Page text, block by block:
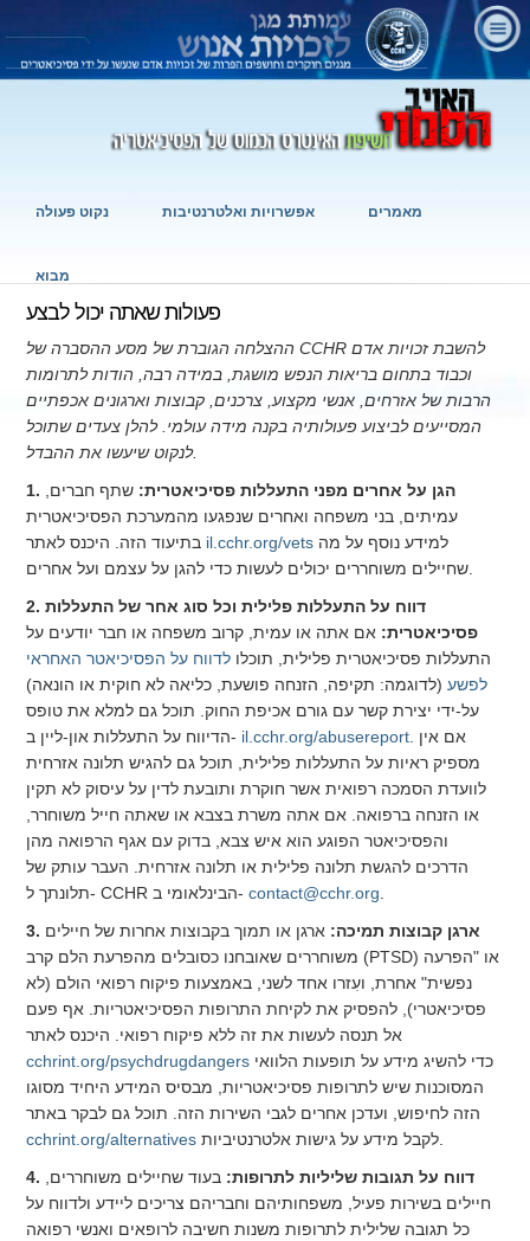
נקוט פעולה אפשרויות ואלטרנטיבות מאמרים
מבוא
פעולות שאתה יכול לבצע
ההצלחה הגוברת של מסע ההסברה של CCHR להשבת זכויות אדם
וכבוד בתחום בריאות הנפש מושגת, במידה רבה, הודות לתרומות
הרבות של אזרחים, אנשי מקצוע, צרכנים, קבוצות וארגונים אכפתיים
המסייעים לביצוע פעולותיה בקנה מידה עולמי. להלן צעדים שתוכל
לנקוט שיעשו את ההבדל.
1. הגן על אחרים מפני התעללות פסיכיאטרית: שתף חברים,
עמיתים, בני משפחה ואחרים שנפגעו מהמערכת הפסיכיאטרית
il.cchr.org/vets
שחיילים משוחררים יכולים לעשות כדי להגן על עצמם ועל אחרים.
2. דווח על התעללות פלילית וכל סוג אחר של התעללות
פסיכיאטרית: אם אתה או עמית, קרוב משפחה או חבר יודעים על
התעללות פסיכיאטרית פלילית, תוכלו לדווח על הפסיכיאטר האחראי
לפשע(לדוגמה: תקיפה, הזנחה פושעת, כליאה לא חוקית או הונאה)
על-ידי יצירת קשר עם גורם אכיפת החוק. תוכל גם למלא את טופס
הדיווח על התעללות און-ליין ב- il.cchr.org/abusereport. אם אין
מספיק ראיות על התעללות פלילית, תוכל גם להגיש תלונה אזרחית
לוועדת הסמכה רפואית אשר חוקרת ותובעת לדין על עיסוק לא תקין
או הזנחה ברפואה. אם אתה משרת בצבא או שאתה חייל משוחרר,
והפסיכיאטר הפוגע הוא איש צבא, בדוק עם אגף הרפואה מהן
הדרכים להגשת תלונה פלילית או תלונה אזרחית. העבר עותק של
תלונתך ל- CCHR הבינלאומי ב-contact@cchr.org.
3. ארגן קבוצות תמיכה: ארגן או תמוך בקבוצות אחרות של חיילים
משוחררים שאובחנו כסובלים מהפרעת הלם קרב (PTSD) או "הפרעה
נפשית" אחרת, ועִזרו אחד לשני, באמצעות פיקוח רפואי הולם (לא
פסיכיאטרי), להפסיק את לקיחת התרופות הפסיכיאטריות. אף פעם
אל תנסה לעשות את זה ללא פיקוח רפואי. היכנס לאתר
cchrint.org/psychdrugdangers
המסוכנות שיש לתרופות פסיכיאטריות, מבסיס המידע היחיד מסוגו
הזה לחיפוש, ועדכן אחרים לגבי השירות הזה. תוכל גם לבקר באתר
cchrint.org/alternatives
לקבל מידע על גישות אלטרנטיביות.
4. דווח על תגובות שליליות לתרופות: בעוד שחיילים משוחררים,
חיילים בשירות פעיל, משפחותיהם וחבריהם צריכים ליידע ולדווח על
כל תגובה שלילית לתרופות משנות חשיבה לרופאים ואנשי רפואה